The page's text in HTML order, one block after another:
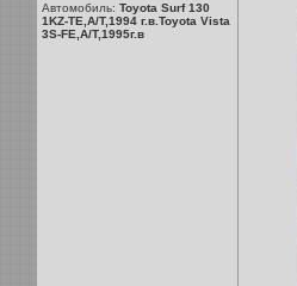
Автомобиль: Toyota Surf 130
1KZ-TE,A/T,1994 г.в.Toyota Vista
3S-FE,A/T,1995г.в